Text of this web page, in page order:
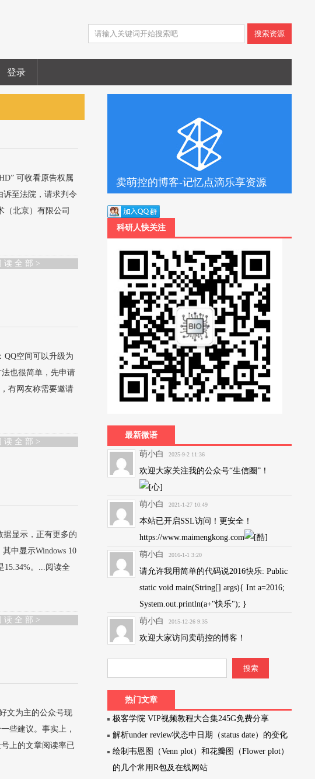
搜索资源
登录
可收看原告权属
诉至法院，请求判令
（北京）有限公司
读 全 部 >
QQ空间可以升级为
也很简单，先申请
有网友称需要邀请
读 全 部 >
据显示，正有更多的
中显示Windows 10
15.34%。...阅读全
读 全 部 >
文为主的公众号现
些建议。事实上，
上的文章阅读率已
卖萌控的博客-记忆点滴乐享资源
科研人快关注
最新微语
萌小白 2025-9-2 11:36
欢迎大家关注我的公众号“生信圈”！
萌小白 2021-1-27 10:49
本站已开启SSL访问！更安全！
https://www.maimengkong.com
萌小白
2016-1-1 3:20
请允许我用简单的代码说2016快乐: Public
static void main(String[] args){ Int a=2016;
System.out.println(a+"快乐"); }
萌小白
2015-12-26 9:35
欢迎大家访问卖萌控的博客！
热门文章
极客学院 VIP视频教程大合集245G免费分享
解析under review状态中日期（status date）的变化
绘制韦恩图（Venn plot）和花瓣图（Flower plot）
的几个常用R包及在线网站